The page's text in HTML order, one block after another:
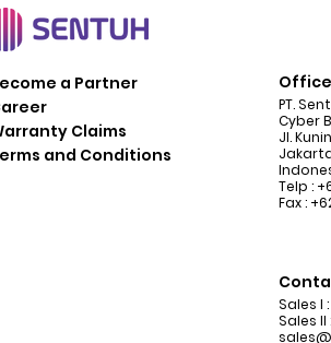
a Partner
Claims
and Conditions
PT.
Cyber
Jl.
Telp :
Fax :
Sales I
Sales II